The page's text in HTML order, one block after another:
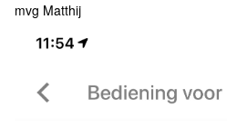
mvg Matthij